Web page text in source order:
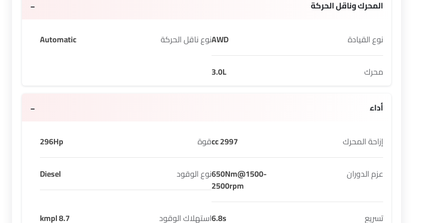
المحرك وناقل الحركة
نوع القيادة AWDنوع ناقل الحركة Automatic
محرك 3.0L
أداء
إزاحة المحرك 2997 cc قوة 296Hp
عزم الدوران
650Nm@1500-
2500rpm
نوع الوقود Diesel
تسريع 6.8sاستهلاك الوقود 8.7 kmpl